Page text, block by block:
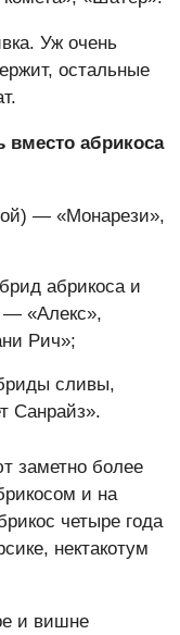
Уж очень
остальные
вместо абрикоса
— «Монарези»,
абрикоса и
— «Алекс»,
Рич»;
сливы,
Санрайз».
заметно более
и на
четыре года
нектакотум
и вишне